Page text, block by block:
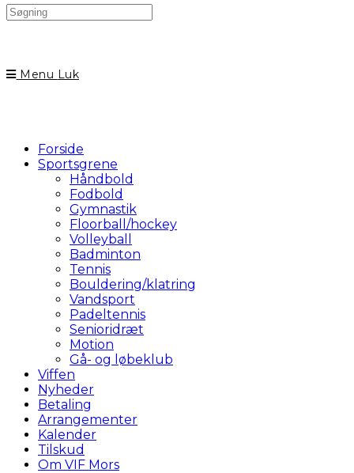
Search
this
Menu Luk
Forside
Sportsgrene
Håndbold
Fodbold
Gymnastik
Floorball/hockey
Volleyball
Badminton
Tennis
Bouldering/klatring
Vandsport
Padeltennis
Senioridræt
Motion
Gå- og løbeklub
Viffen
Nyheder
Betaling
Arrangementer
Kalender
Tilskud
Om VIF Mors